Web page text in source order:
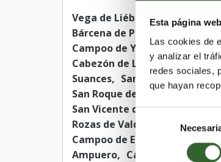
Esta página
Las cookies de
y analizar el
redes sociales,
que hayan
Selección
de
consentimiento
Vega de Liébana Solórzano
Bárcena de Pie de Concha
Campoo de Yuso
Ruiloba
Cabezón de Liébana
San
Suances
Santa María de
San Roque de Riomiera
San Vicente de la Barquera
Rozas de Valdearroyo (Las)
Campoo de Enmedio
Ampuero
Cartes Villaescusa